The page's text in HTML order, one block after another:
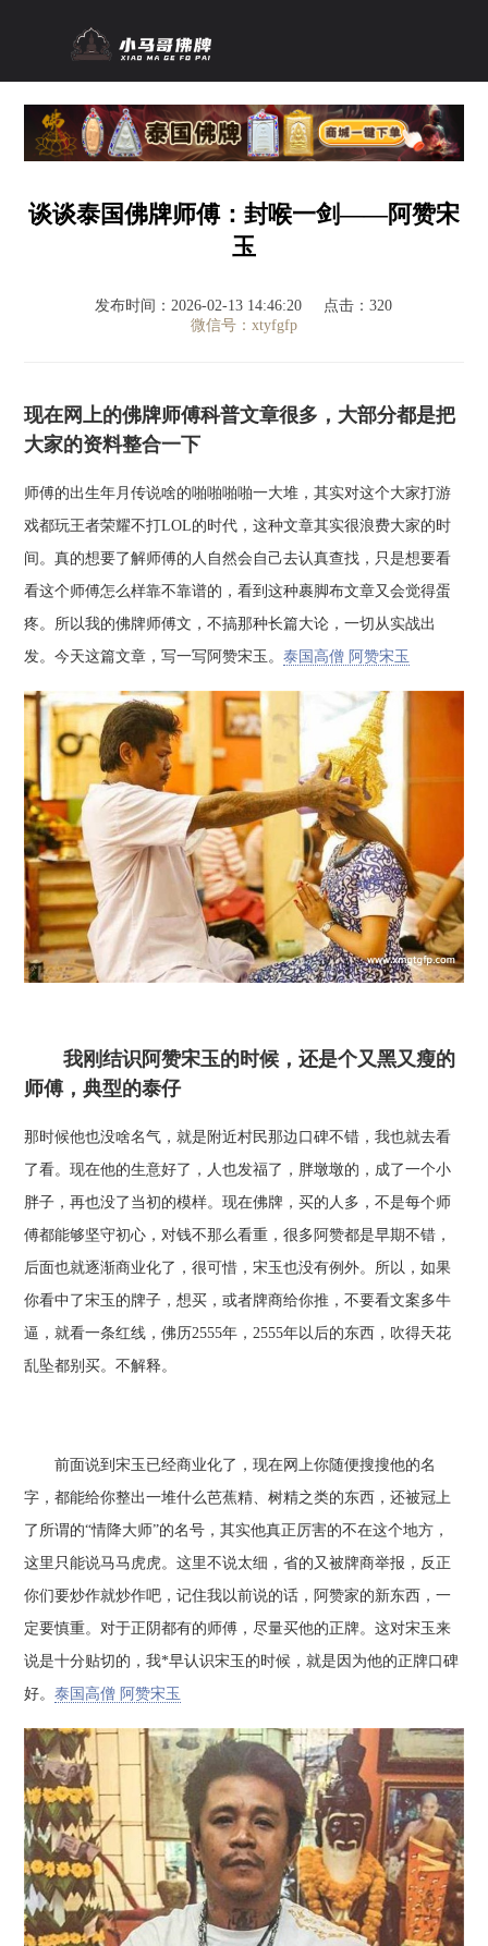
谈谈泰国佛牌师傅：封喉一剑——阿赞宋
玉
发布时间：2026-02-13 14:46:20
点击：320
微信号：xtyfgfp
现在网上的佛牌师傅科普文章很多，大部分都是把
大家的资料整合一下
师傅的出生年月传说啥的啪啪啪啪一大堆，其实对这个大家打游
戏都玩王者荣耀不打LOL的时代，这种文章其实很浪费大家的时
间。真的想要了解师傅的人自然会自己去认真查找，只是想要看
看这个师傅怎么样靠不靠谱的，看到这种裹脚布文章又会觉得蛋
疼。所以我的佛牌师傅文，不搞那种长篇大论，一切从实战出
发。今天这篇文章，写一写阿赞宋玉。泰国高僧 阿赞宋玉
我刚结识阿赞宋玉的时候，还是个又黑又瘦的
师傅，典型的泰仔
那时候他也没啥名气，就是附近村民那边口碑不错，我也就去看
了看。现在他的生意好了，人也发福了，胖墩墩的，成了一个小
胖子，再也没了当初的模样。现在佛牌，买的人多，不是每个师
傅都能够坚守初心，对钱不那么看重，很多阿赞都是早期不错，
后面也就逐渐商业化了，很可惜，宋玉也没有例外。所以，如果
你看中了宋玉的牌子，想买，或者牌商给你推，不要看文案多牛
逼，就看一条红线，佛历2555年，2555年以后的东西，吹得天花
乱坠都别买。不解释。
前面说到宋玉已经商业化了，现在网上你随便搜搜他的名
字，都能给你整出一堆什么芭蕉精、树精之类的东西，还被冠上
了所谓的“情降大师”的名号，其实他真正厉害的不在这个地方，
这里只能说马马虎虎。这里不说太细，省的又被牌商举报，反正
你们要炒作就炒作吧，记住我以前说的话，阿赞家的新东西，一
定要慎重。对于正阴都有的师傅，尽量买他的正牌。这对宋玉来
说是十分贴切的，我*早认识宋玉的时候，就是因为他的正牌口碑
好。泰国高僧 阿赞宋玉